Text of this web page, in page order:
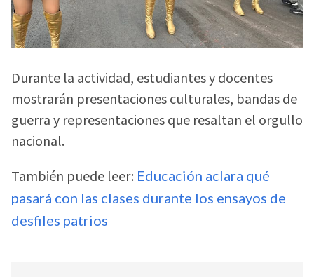
Durante la actividad, estudiantes y docentes
mostrarán presentaciones culturales, bandas de
guerra y representaciones que resaltan el orgullo
nacional.
También puede leer: Educación aclara qué
pasará con las clases durante los ensayos de
desfiles patrios